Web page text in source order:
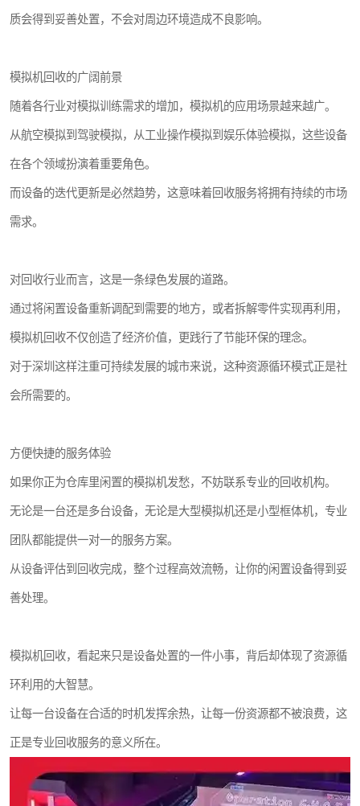
质会得到妥善处置，不会对周边环境造成不良影响。
模拟机回收的广阔前景
随着各行业对模拟训练需求的增加，模拟机的应用场景越来越广。
从航空模拟到驾驶模拟，从工业操作模拟到娱乐体验模拟，这些设备
在各个领域扮演着重要角色。
而设备的迭代更新是必然趋势，这意味着回收服务将拥有持续的市场
需求。
对回收行业而言，这是一条绿色发展的道路。
通过将闲置设备重新调配到需要的地方，或者拆解零件实现再利用，
模拟机回收不仅创造了经济价值，更践行了节能环保的理念。
对于深圳这样注重可持续发展的城市来说，这种资源循环模式正是社
会所需要的。
方便快捷的服务体验
如果你正为仓库里闲置的模拟机发愁，不妨联系专业的回收机构。
无论是一台还是多台设备，无论是大型模拟机还是小型框体机，专业
团队都能提供一对一的服务方案。
从设备评估到回收完成，整个过程高效流畅，让你的闲置设备得到妥
善处理。
模拟机回收，看起来只是设备处置的一件小事，背后却体现了资源循
环利用的大智慧。
让每一台设备在合适的时机发挥余热，让每一份资源都不被浪费，这
正是专业回收服务的意义所在。